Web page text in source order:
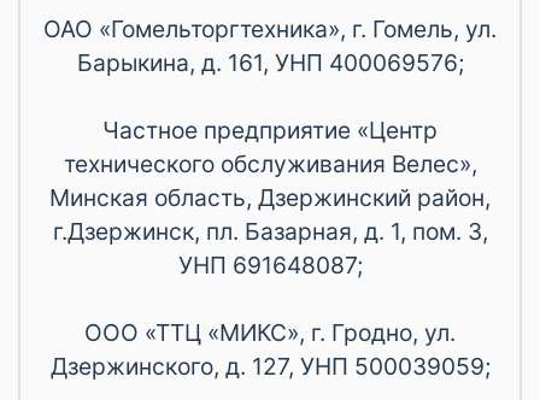
ОАО «Гомельторгтехника», г. Гомель, ул.
Барыкина, д. 161, УНП 400069576;
Частное предприятие «Центр
технического обслуживания Велес»,
Минская область, Дзержинский район,
г.Дзержинск, пл. Базарная, д. 1, пом. 3,
УНП 691648087;
ООО «ТТЦ «МИКС», г. Гродно, ул.
Дзержинского, д. 127, УНП 500039059;